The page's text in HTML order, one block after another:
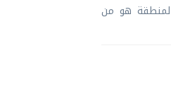
هو من